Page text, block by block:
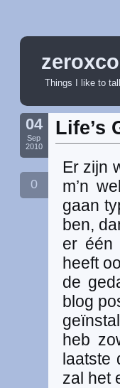
Things I like to
04
Sep
2010
0
Life’s
Er zijn
m’n
gaan
ben,
er één
heeft
de
blog
heb
laatste
zal het